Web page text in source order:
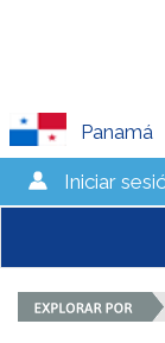
Panamá
Iniciar